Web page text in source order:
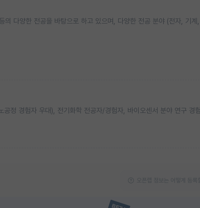
다양한 전공을 바탕으로 하고 있으며, 다양한 전공 분야 (전자, 기계,
정 경험자 우대), 전기화학 전공자/경험자, 바이오센서 분야 연구 경
오픈랩 정보는 어떻게 등록